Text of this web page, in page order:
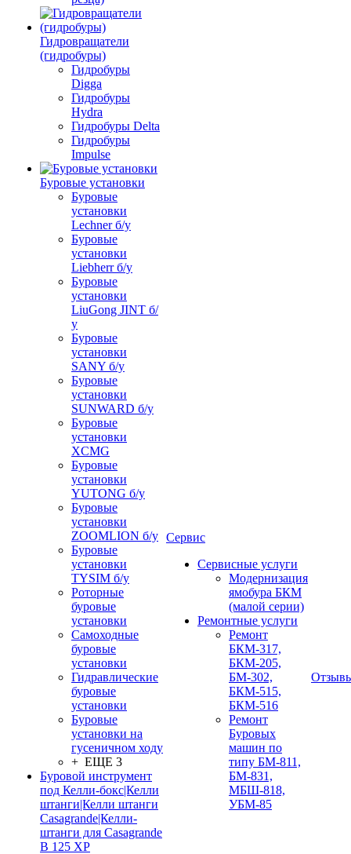
Гидровращатели
(гидробуры)
Гидробуры
Digga
Гидробуры
Hydra
Гидробуры Delta
Гидробуры
Impulse
Буровые установки
Буровые
установки
Lechner б/у
Буровые
установки
Liebherr б/у
Буровые
установки
LiuGong JINT б/
у
Буровые
установки
SANY б/у
Буровые
установки
SUNWARD б/у
Буровые
установки
XCMG
Буровые
установки
YUTONG б/у
Буровые
установки
ZOOMLION б/у
Буровые
установки
TYSIM б/у
Роторные
буровые
установки
Самоходные
буровые
установки
Гидравлические
буровые
установки
Буровые
установки на
гусеничном ходу
+ ЕЩЕ 3
Буровой инструмент
под Келли-бокс|Келли
штанги|Келли штанги
Casagrande|Келли-
штанги для Casagrande
B 125 XP
Сервис
Сервисные услуги
Модернизация
ямобура БКМ
(малой серии)
Ремонтные услуги
Ремонт
БКМ-317,
БКМ-205,
БМ-302,
БКМ-515,
БКМ-516
Ремонт
Буровых
машин по
типу БМ-811,
БМ-831,
МБШ-818,
УБМ-85